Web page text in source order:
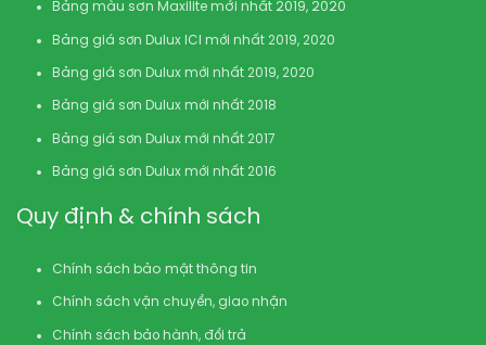
Bảng màu sơn Maxilite mới nhất 2019, 2020
Bảng giá sơn Dulux ICI mới nhất 2019, 2020
Bảng giá sơn Dulux mới nhất 2019, 2020
Bảng giá sơn Dulux mới nhất 2018
Bảng giá sơn Dulux mới nhất 2017
Bảng giá sơn Dulux mới nhất 2016
Quy định & chính sách
Chính sách bảo mật thông tin
Chính sách vận chuyển, giao nhận
Chính sách bảo hành, đổi trả